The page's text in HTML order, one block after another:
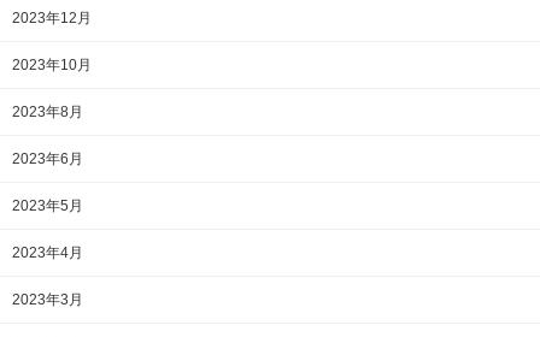
2023年12月
2023年10月
2023年8月
2023年6月
2023年5月
2023年4月
2023年3月